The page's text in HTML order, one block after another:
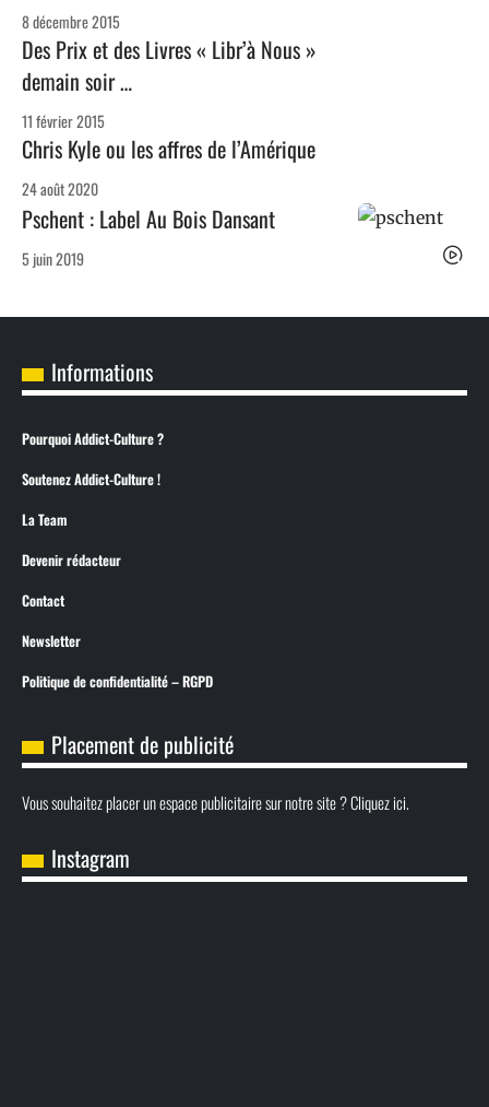
8 décembre 2015
Des Prix et des Livres « Libr’à Nous »
demain soir …
11 février 2015
Chris Kyle ou les affres de l’Amérique
24 août 2020
Pschent : Label Au Bois Dansant
5 juin 2019
Informations
Pourquoi Addict-Culture ?
Soutenez Addict-Culture !
La Team
Devenir rédacteur
Contact
Newsletter
Politique de confidentialité – RGPD
Placement de publicité
Vous souhaitez placer un espace publicitaire sur notre site ? Cliquez ici.
Instagram